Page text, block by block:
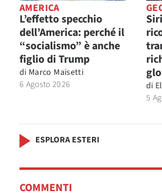
AMERICA
L’effetto specchio
dell’America: perché il
“socialismo” è anche
figlio di Trump
di Marco Maisetti
6 Agosto 2026
di
5
ESPLORA ESTERI
COMMENTI